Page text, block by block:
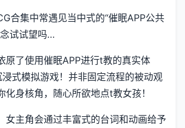
合集中常遇见当中式的“催眠APP公共
试试望吗…
原了使用催眠APP进行t教的真实体
式模拟游戏！并非固定流程的被动观
化身核角，随心所欲地点t教女孩！
女主角会通过丰富式的台词和动画给予